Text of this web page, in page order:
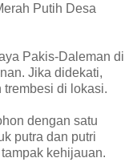
Putih Desa
Pakis-Daleman di
Jika didekati,
trembesi di lokasi.
dengan satu
putra dan putri
kehijauan.